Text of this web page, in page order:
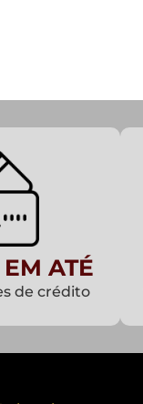
ATÉ
de crédito